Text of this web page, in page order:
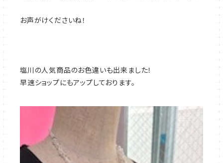
お声がけくださいね！
塩川の人気商品のお色違いも出来ました！
早速ショップにもアップしております。